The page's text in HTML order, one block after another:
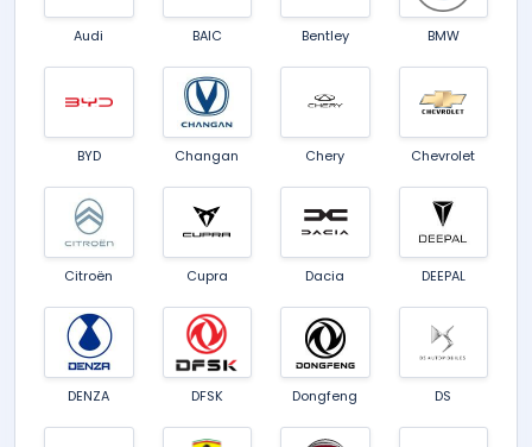
Audi BAIC Bentley BMW
BYD Changan Chery Chevrolet
Citroën Cupra Dacia DEEPAL
DENZA DFSK Dongfeng DS